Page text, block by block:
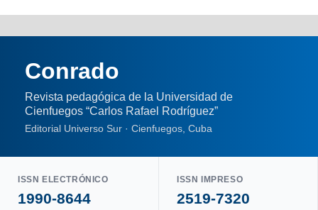
Conrado
Revista pedagógica de la Universidad de
Cienfuegos “Carlos Rafael Rodríguez”
Editorial Universo Sur · Cienfuegos, Cuba
ISSN ELECTRÓNICO
1990-8644
ISSN IMPRESO
2519-7320